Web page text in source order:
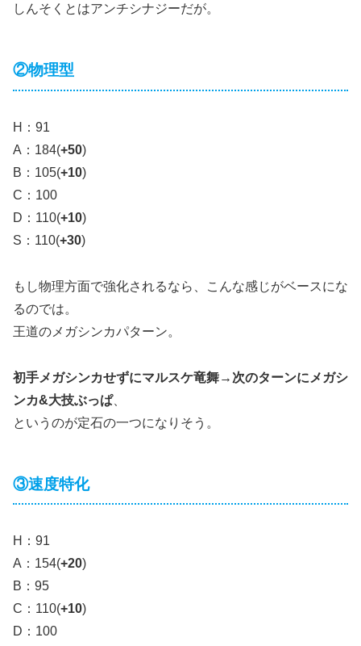
しんそくとはアンチシナジーだが。
②物理型
H：91
A：184(+50)
B：105(+10)
C：100
D：110(+10)
S：110(+30)
もし物理方面で強化されるなら、こんな感じがベースにな
るのでは。
王道のメガシンカパターン。
初手メガシンカせずにマルスケ竜舞→次のターンにメガシ
ンカ&大技ぶっぱ、
というのが定石の一つになりそう。
③速度特化
H：91
A：154(+20)
B：95
C：110(+10)
D：100